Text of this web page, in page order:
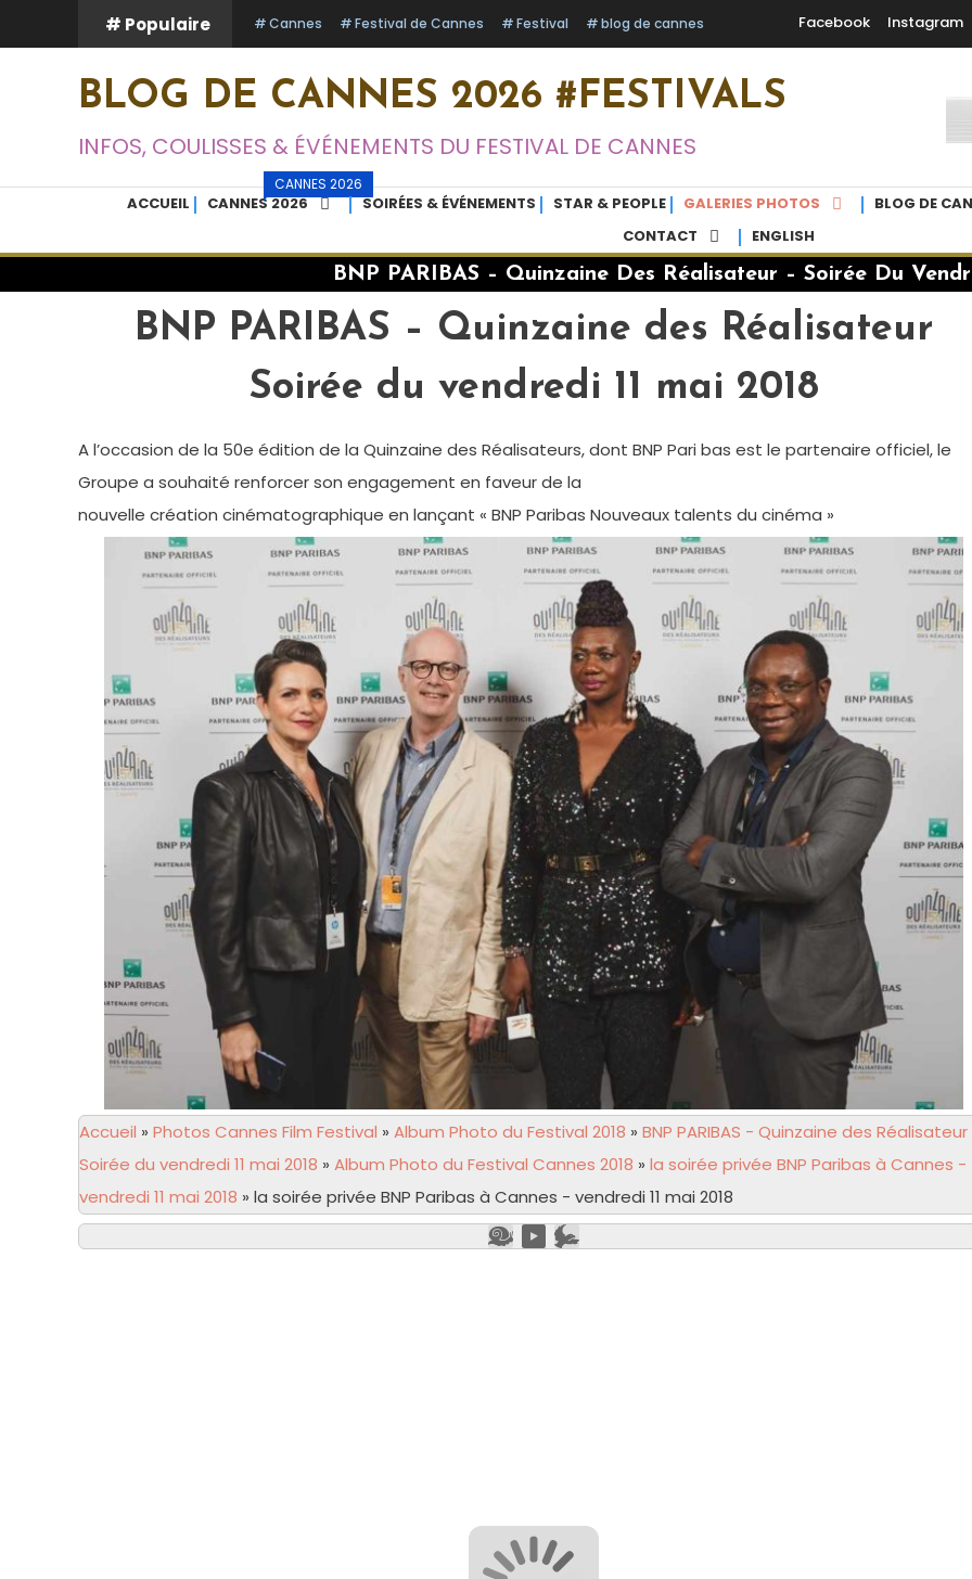
To
# Populaire Cannes Festival de Cannes Festival blog de cannes Facebook Instagram
BLOG DE CANNES 2026 #FESTIVALS
INFOS, COULISSES & ÉVÉNEMENTS DU FESTIVAL DE CANNES
ACCUEIL CANNES 2026
CANNES 2026
SOIRÉES & ÉVÉNEMENTS STAR & PEOPLE GALERIES PHOTOS
BLOG DE
CONTACT
ENGLISH
BNP PARIBAS – Quinzaine Des Réalisateur – Soirée Du
BNP PARIBAS – Quinzaine des Réalisateur
Soirée du vendredi 11 mai 2018
A l’occasion de la 50e édition de la Quinzaine des Réalisateurs, dont BNP Pari bas est le partenaire officiel, le
Groupe a souhaité renforcer son engagement en faveur de la
nouvelle création cinématographique en lançant « BNP Paribas Nouveaux talents du cinéma »
Accueil » Photos Cannes Film Festival » Album Photo du Festival 2018 » BNP PARIBAS - Quinzaine des
Soirée du vendredi 11 mai 2018 » Album Photo du Festival Cannes 2018 » la soirée privée BNP Paribas à Cannes -
vendredi 11 mai 2018 » la soirée privée BNP Paribas à Cannes - vendredi 11 mai 2018